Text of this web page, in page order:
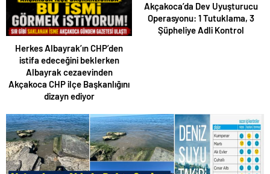
Herkes Albayrak’ın CHP’den
istifa edeceğini beklerken
Albayrak cezaevinden
Akçakoca CHP ilçe Başkanlığını
dizayn ediyor
Akçakoca’da Dev Uyuşturucu
Operasyonu: 1 Tutuklama, 3
Şüpheliye Adli Kontrol